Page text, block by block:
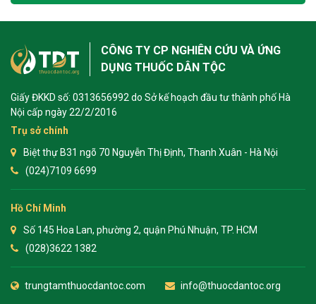
CÔNG TY CP NGHIÊN CỨU VÀ ỨNG
DỤNG THUỐC DÂN TỘC
Giấy ĐKKD số: 0313656992 do Sở kế hoạch đầu tư thành phố Hà
Nội cấp ngày 22/2/2016
Trụ sở chính
Biệt thự B31 ngõ 70 Nguyễn Thị Định, Thanh Xuân - Hà Nội
(024)7109 6699
Hồ Chí Minh
Số 145 Hoa Lan, phường 2, quận Phú Nhuận, TP. HCM
(028)3622 1382
trungtamthuocdantoc.com info@thuocdantoc.org